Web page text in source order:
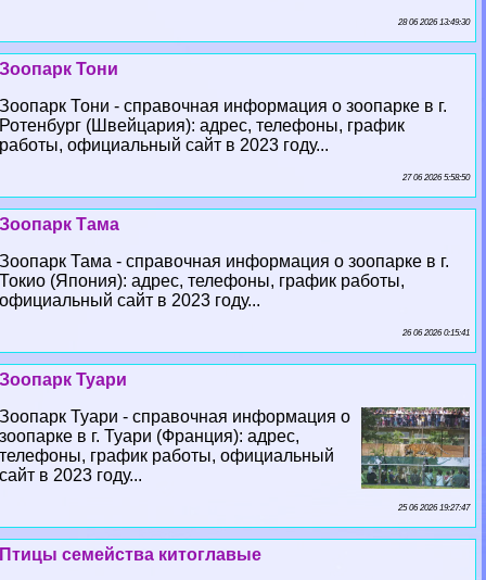
28 06 2026 13:49:30
Зоопарк Тони
Зоопарк Тони - справочная информация о зоопарке в г.
Ротенбург (Швейцария): адрес, телефоны, график
работы, официальный сайт в 2023 году...
27 06 2026 5:58:50
Зоопарк Тама
Зоопарк Тама - справочная информация о зоопарке в г.
Токио (Япония): адрес, телефоны, график работы,
официальный сайт в 2023 году...
26 06 2026 0:15:41
Зоопарк Туари
Зоопарк Туари - справочная информация о
зоопарке в г. Туари (Франция): адрес,
телефоны, график работы, официальный
сайт в 2023 году...
25 06 2026 19:27:47
Птицы семейства китоглавые